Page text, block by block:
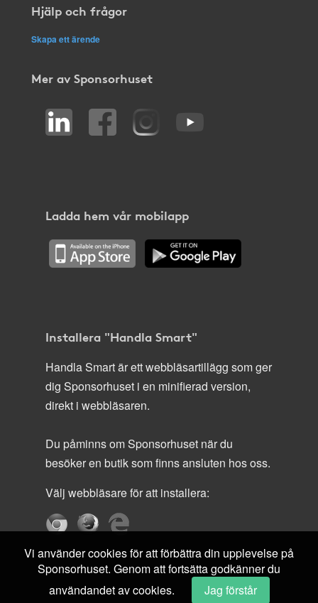
Hjälp och frågor
Skapa ett ärende
Mer av Sponsorhuset
Ladda hem vår mobilapp
Installera "Handla Smart"
Handla Smart är ett webbläsartillägg som ger
dig Sponsorhuset i en minifierad version,
direkt i webbläsaren.
Du påminns om Sponsorhuset när du
besöker en butik som finns ansluten hos oss.
Välj webbläsare för att installera:
Vi använder cookies för att förbättra din upplevelse på
Sponsorhuset. Genom att fortsätta godkänner du
användandet av cookies.
Jag förstår